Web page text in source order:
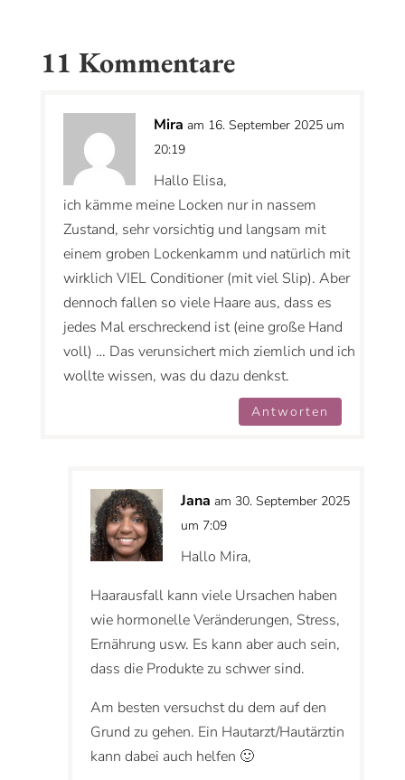
11 Kommentare
Mira am 16. September 2025 um
20:19
Hallo Elisa,
ich kämme meine Locken nur in nassem
Zustand, sehr vorsichtig und langsam mit
einem groben Lockenkamm und natürlich mit
wirklich VIEL Conditioner (mit viel Slip). Aber
dennoch fallen so viele Haare aus, dass es
jedes Mal erschreckend ist (eine große Hand
voll) … Das verunsichert mich ziemlich und ich
wollte wissen, was du dazu denkst.
Antworten
Jana am 30. September 2025
um 7:09
Hallo Mira,
Haarausfall kann viele Ursachen haben
wie hormonelle Veränderungen, Stress,
Ernährung usw. Es kann aber auch sein,
dass die Produkte zu schwer sind.
Am besten versuchst du dem auf den
Grund zu gehen. Ein Hautarzt/Hautärztin
kann dabei auch helfen 🙂